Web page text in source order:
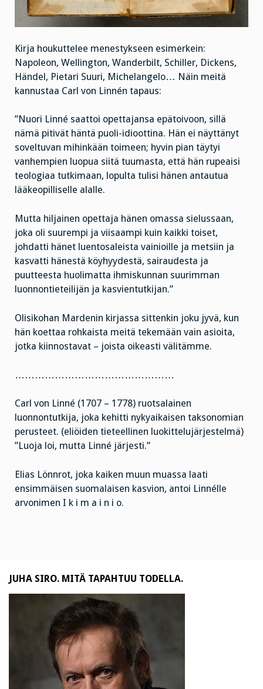
Kirja houkuttelee menestykseen esimerkein:
Napoleon, Wellington, Wanderbilt, Schiller, Dickens,
Händel, Pietari Suuri, Michelangelo… Näin meitä
kannustaa Carl von Linnén tapaus:
”Nuori Linné saattoi opettajansa epätoivoon, sillä
nämä pitivät häntä puoli-idioottina. Hän ei näyttänyt
soveltuvan mihinkään toimeen; hyvin pian täytyi
vanhempien luopua siitä tuumasta, että hän rupeaisi
teologiaa tutkimaan, lopulta tulisi hänen antautua
lääkeopilliselle alalle.
Mutta hiljainen opettaja hänen omassa sielussaan,
joka oli suurempi ja viisaampi kuin kaikki toiset,
johdatti hänet luentosaleista vainioille ja metsiin ja
kasvatti hänestä köyhyydestä, sairaudesta ja
puutteesta huolimatta ihmiskunnan suurimman
luonnontieteilijän ja kasvientutkijan.”
Olisikohan Mardenin kirjassa sittenkin joku jyvä, kun
hän koettaa rohkaista meitä tekemään vain asioita,
jotka kiinnostavat – joista oikeasti välitämme.
…………………………………………
Carl von Linné (1707 – 1778) ruotsalainen
luonnontutkija, joka kehitti nykyaikaisen taksonomian
perusteet. (eliöiden tieteellinen luokittelujärjestelmä)
”Luoja loi, mutta Linné järjesti.”
Elias Lönnrot, joka kaiken muun muassa laati
ensimmäisen suomalaisen kasvion, antoi Linnélle
arvonimen I k i m a i n i o.
JUHA SIRO. MITÄ TAPAHTUU TODELLA.